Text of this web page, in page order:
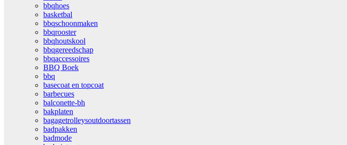
bbqhoes
basketbal
bbqschoonmaken
bbqrooster
bbqhoutskool
bbqgereedschap
bbqaccessoires
BBQ Boek
bbq
basecoat en topcoat
barbecues
balconette-bh
bakplaten
bagagetrolleysoutdoortassen
badpakken
badmode